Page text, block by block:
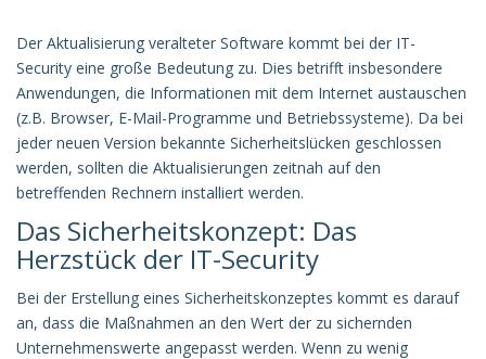
Der Aktualisierung veralteter Software kommt bei der IT-
Security eine große Bedeutung zu. Dies betrifft insbesondere
Anwendungen, die Informationen mit dem Internet austauschen
(z.B. Browser, E-Mail-Programme und Betriebssysteme). Da bei
jeder neuen Version bekannte Sicherheitslücken geschlossen
werden, sollten die Aktualisierungen zeitnah auf den
betreffenden Rechnern installiert werden.
Das Sicherheitskonzept: Das
Herzstück der IT-Security
Bei der Erstellung eines Sicherheitskonzeptes kommt es darauf
an, dass die Maßnahmen an den Wert der zu sichernden
Unternehmenswerte angepasst werden. Wenn zu wenig